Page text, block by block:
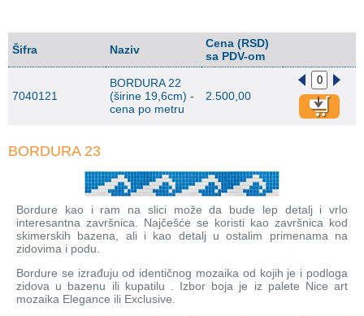
Šifra Naziv
Cena (RSD)
sa PDV-om
7040121
BORDURA 22
(širine 19,6cm) -
cena po metru
2.500,00
BORDURA 23
Bordure kao i ram na slici može da bude lep detalj i vrlo
interesantna završnica. Najčešće se koristi kao završnica kod
skimerskih bazena, ali i kao detalj u ostalim primenama na
zidovima i podu.
Bordure se izrađuju od identičnog mozaika od kojih je i podloga
zidova u bazenu ili kupatilu . Izbor boja je iz palete Nice art
mozaika Elegance ili Exclusive.